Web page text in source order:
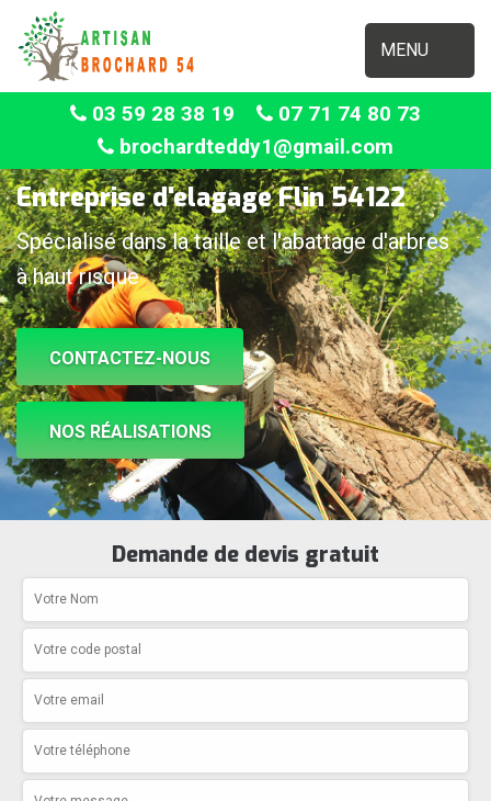
MENU
03 59 28 38 19
07 71 74 80 73
brochardteddy1@gmail.com
Entreprise d'elagage Flin 54122
Spécialisé dans la taille et l'abattage d'arbres
à haut risque
CONTACTEZ-NOUS
NOS RÉALISATIONS
Demande de devis gratuit